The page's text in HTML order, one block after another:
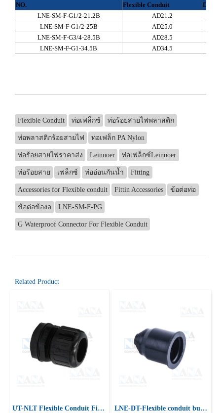
NO. Flexible Conduit
LNE-SM-F-G1/2-21.2B
AD21.2
LNE-SM-F-G1/2-25B
AD25.0
LNE-SM-F-G3/4-28.5B
AD28.5
LNE-SM-F-G1-34.5B
AD34.5
Flexible Conduit ท่อเฟล็กซ์ ท่อร้อยสายไฟพลาสติก
ท่อพลาสติกร้อยสายไฟ ท่อเฟล็ก PA Nylon
ท่อร้อยสายไฟราคาส่ง Leinuoer ท่อเฟล็กซ์Leinuoer
ท่อร้อยสาย เฟล็กซ์ ท่ออ่อนกันน้ำ Fitting
Accessories for Flexible conduit Fittin Accessories ข้อต่อท่อ
ข้อต่อข้องอ LNE-SM-F-PG
G Waterproof Connector For Flexible Conduit
Related Product
UT-NLT Flexible Conduit Fitting LNE-DT-Flexible conduit bulkhead